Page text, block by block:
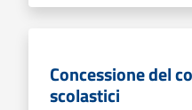
Concessione del
scolastici